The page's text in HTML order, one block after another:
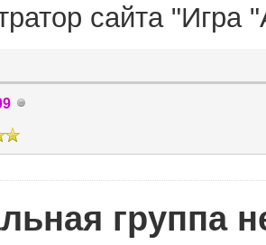
сайта "Игра
группа